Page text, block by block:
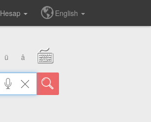
Hesap English
ü â